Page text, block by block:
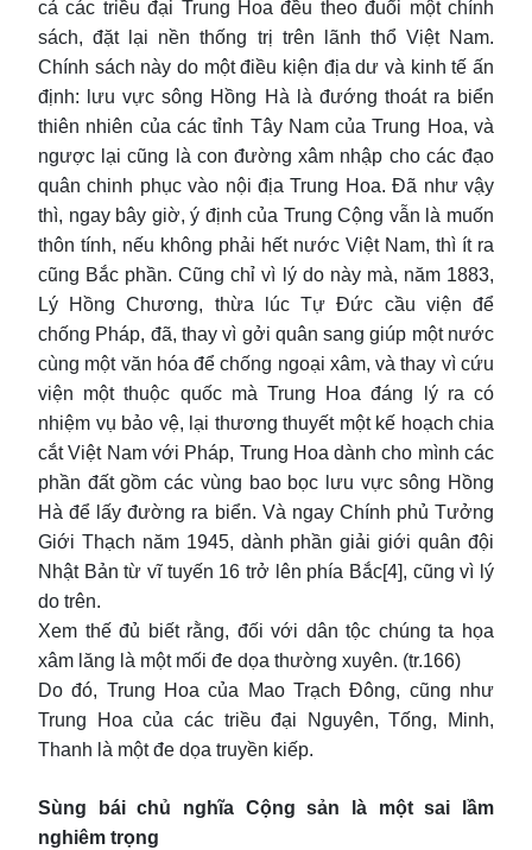
cả các triều đại Trung Hoa đều theo đuổi một chính
sách, đặt lại nền thống trị trên lãnh thổ Việt Nam.
Chính sách này do một điều kiện địa dư và kinh tế ấn
định: lưu vực sông Hồng Hà là đướng thoát ra biển
thiên nhiên của các tỉnh Tây Nam của Trung Hoa, và
ngược lại cũng là con đường xâm nhập cho các đạo
quân chinh phục vào nội địa Trung Hoa. Đã như vậy
thì, ngay bây giờ, ý định của Trung Cộng vẫn là muốn
thôn tính, nếu không phải hết nước Việt Nam, thì ít ra
cũng Bắc phần. Cũng chỉ vì lý do này mà, năm 1883,
Lý Hồng Chương, thừa lúc Tự Đức cầu viện để
chống Pháp, đã, thay vì gởi quân sang giúp một nước
cùng một văn hóa để chống ngoại xâm, và thay vì cứu
viện một thuộc quốc mà Trung Hoa đáng lý ra có
nhiệm vụ bảo vệ, lại thương thuyết một kế hoạch chia
cắt Việt Nam với Pháp, Trung Hoa dành cho mình các
phần đất gồm các vùng bao bọc lưu vực sông Hồng
Hà để lấy đường ra biển. Và ngay Chính phủ Tưởng
Giới Thạch năm 1945, dành phần giải giới quân đội
Nhật Bản từ vĩ tuyến 16 trở lên phía Bắc[4], cũng vì lý
do trên.
Xem thế đủ biết rằng, đối với dân tộc chúng ta họa
xâm lăng là một mối đe dọa thường xuyên. (tr.166)
Do đó, Trung Hoa của Mao Trạch Đông, cũng như
Trung Hoa của các triều đại Nguyên, Tống, Minh,
Thanh là một đe dọa truyền kiếp.
Sùng bái chủ nghĩa Cộng sản là một sai lầm
nghiêm trọng